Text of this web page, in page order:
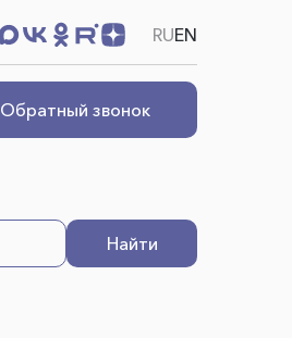
RUEN
Обратный звонок
Найти